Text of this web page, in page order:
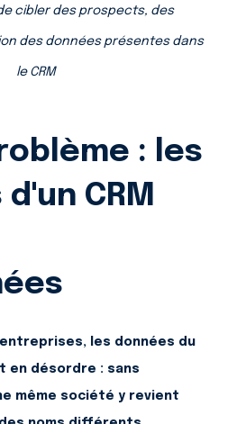
cibler des prospects, des
des données présentes dans
le CRM
: les
CRM
entreprises, les données du
en désordre : sans
même société y revient